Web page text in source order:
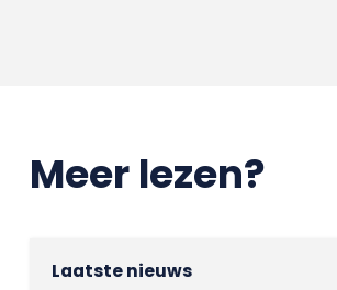
Meer lezen?
Laatste nieuws